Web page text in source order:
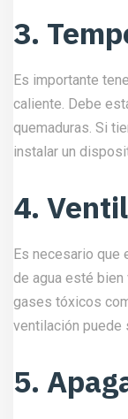
3.
Es importante
caliente. Debe
quemaduras. Si
instalar un
4.
Es necesario que
de agua esté bien
gases tóxicos
ventilación puede
5.